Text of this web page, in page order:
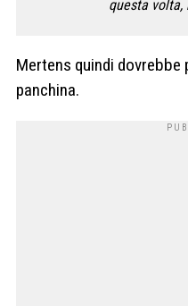
questa
Mertens quindi dovrebbe
panchina.